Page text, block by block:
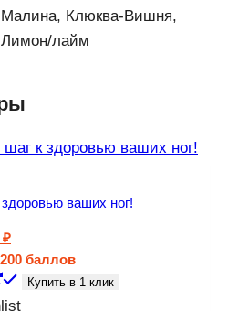
Малина, Клюква-Вишня,
лайм
ваших ног!
₽Текущая
цена:
8
800 ₽.
баллов
Купить в 1 клик